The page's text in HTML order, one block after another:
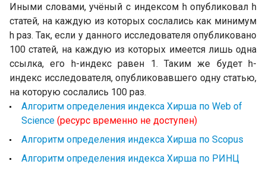
Иными словами, учёный с индексом h опубликовал h
статей, на каждую из которых сослались как минимум
h раз. Так, если у данного исследователя опубликовано
100 статей, на каждую из которых имеется лишь одна
ссылка, его h-индекс равен 1. Таким же будет h-
индекс исследователя, опубликовавшего одну статью,
на которую сослались 100 раз.
Алгоритм определения индекса Хирша по Web of
Science (ресурс временно не доступен)
Алгоритм определения индекса Хирша по Scopus
Алгоритм определения индекса Хирша по РИНЦ